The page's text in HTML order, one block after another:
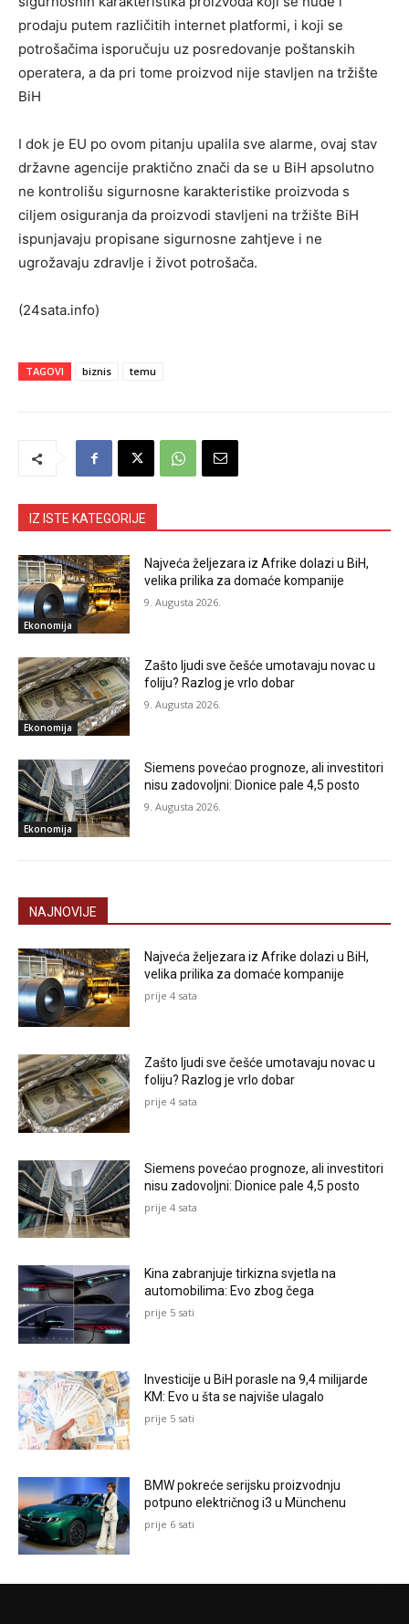
prodaju putem različitih internet platformi, i koji se
potrošačima isporučuju uz posredovanje poštanskih
operatera, a da pri tome proizvod nije stavljen na tržište
BiH
I dok je EU po ovom pitanju upalila sve alarme, ovaj stav
državne agencije praktično znači da se u BiH apsolutno
ne kontrolišu sigurnosne karakteristike proizvoda s
ciljem osiguranja da proizvodi stavljeni na tržište BiH
ispunjavaju propisane sigurnosne zahtjeve i ne
ugrožavaju zdravlje i život potrošača.
(24sata.info)
TAGOVI biznis temu
IZ ISTE KATEGORIJE
Ekonomija
Najveća željezara iz Afrike dolazi u BiH,
velika prilika za domaće kompanije
9. Augusta 2026.
Ekonomija
Zašto ljudi sve češće umotavaju novac u
foliju? Razlog je vrlo dobar
9. Augusta 2026.
Ekonomija
Siemens povećao prognoze, ali investitori
nisu zadovoljni: Dionice pale 4,5 posto
9. Augusta 2026.
NAJNOVIJE
Najveća željezara iz Afrike dolazi u BiH,
velika prilika za domaće kompanije
prije 4 sata
Zašto ljudi sve češće umotavaju novac u
foliju? Razlog je vrlo dobar
prije 4 sata
Siemens povećao prognoze, ali investitori
nisu zadovoljni: Dionice pale 4,5 posto
prije 4 sata
Kina zabranjuje tirkizna svjetla na
automobilima: Evo zbog čega
prije 5 sati
Investicije u BiH porasle na 9,4 milijarde
KM: Evo u šta se najviše ulagalo
prije 5 sati
BMW pokreće serijsku proizvodnju
potpuno električnog i3 u Münchenu
prije 6 sati